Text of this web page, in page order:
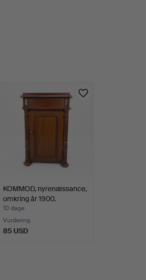
KOMMOD, nyrenæssance,
omkring år 1900.
10 dage
Vurdering
85 USD